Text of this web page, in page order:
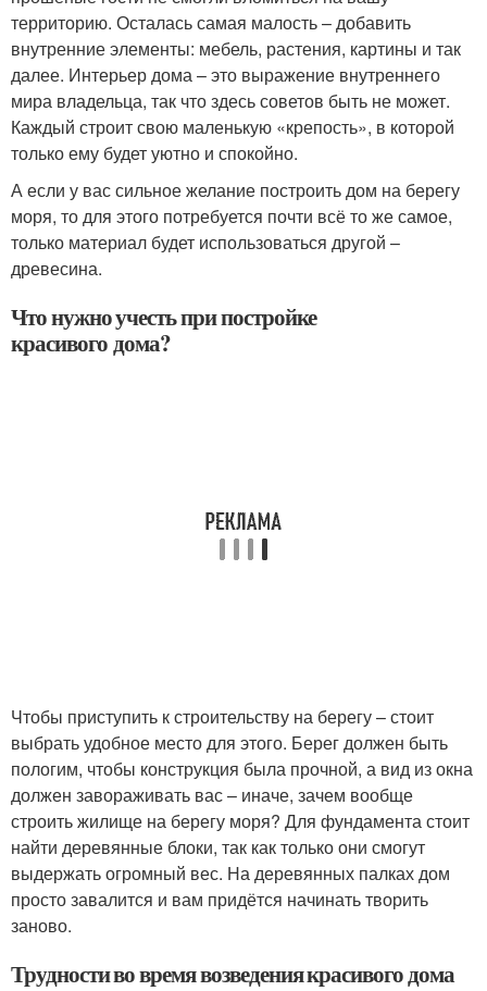
территорию. Осталась самая малость – добавить
внутренние элементы: мебель, растения, картины и так
далее. Интерьер дома – это выражение внутреннего
мира владельца, так что здесь советов быть не может.
Каждый строит свою маленькую «крепость», в которой
только ему будет уютно и спокойно.
А если у вас сильное желание построить дом на берегу
моря, то для этого потребуется почти всё то же самое,
только материал будет использоваться другой –
древесина.
Что нужно учесть при постройке
красивого дома?
Чтобы приступить к строительству на берегу – стоит
выбрать удобное место для этого. Берег должен быть
пологим, чтобы конструкция была прочной, а вид из окна
должен завораживать вас – иначе, зачем вообще
строить жилище на берегу моря? Для фундамента стоит
найти деревянные блоки, так как только они смогут
выдержать огромный вес. На деревянных палках дом
просто завалится и вам придётся начинать творить
заново.
Трудности во время возведения красивого дома